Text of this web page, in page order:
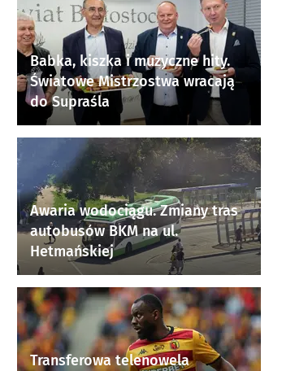
Babka, kiszka i muzyczne hity.
Światowe Mistrzostwa wracają
do Supraśla
Awaria wodociągu. Zmiany tras
autobusów BKM na ul.
Hetmańskiej
Transferowa telenowela